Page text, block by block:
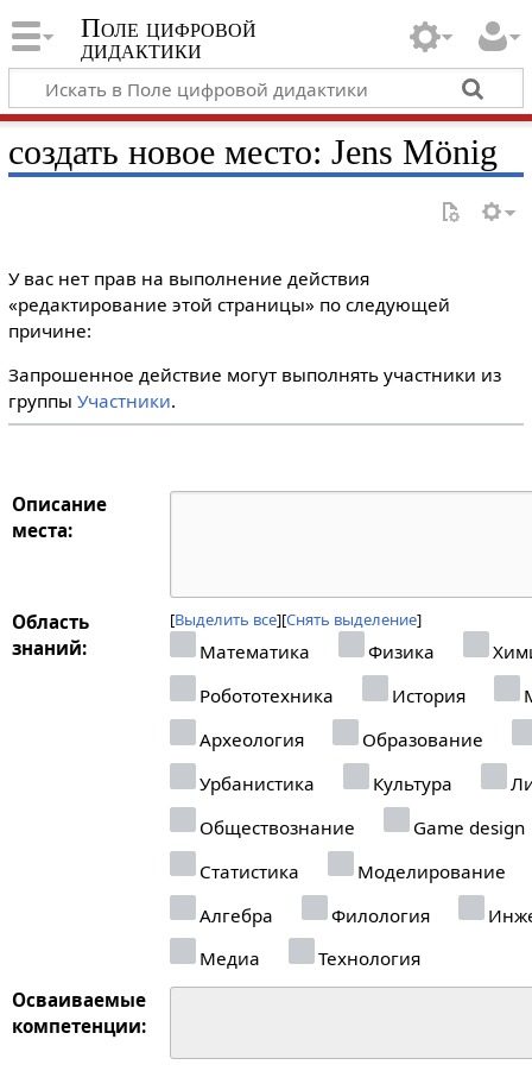
Поле цифровой
дидактики
создать новое место: Jens Mönig
У вас нет прав на выполнение действия
«редактирование этой страницы» по следующей
причине:
Запрошенное действие могут выполнять участники из
группы Участники.
Описание
места:
Область
знаний:
Выделить все Снять выделение
Математика Физика
Робототехника
История
Археология
Образование
Урбанистика
Культура
Обществознание
Game design
Статистика
Моделирование
Алгебра
Филология
Медиа
Технология
Осваиваемые
компетенции: